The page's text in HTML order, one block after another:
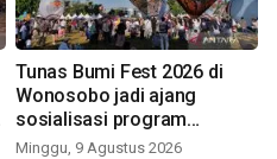
Tunas Bumi Fest 2026 di
Wonosobo jadi ajang
sosialisasi program
pemerintah lewat balon
Minggu, 9 Agustus 2026